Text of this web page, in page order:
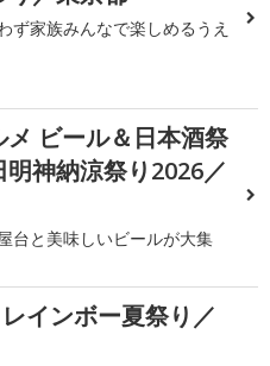
ず家族みんなで楽しめるうえ
メ ビール＆日本酒祭
明神納涼祭り2026／
台と美味しいビールが大集
インボー夏祭り／